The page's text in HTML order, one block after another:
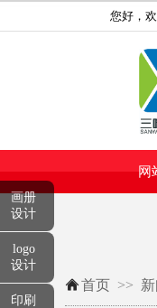
您好，
网
首页 >>
画册
设计
logo
设计
印刷